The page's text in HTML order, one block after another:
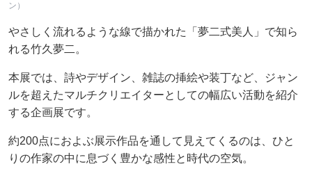
ン）
やさしく流れるような線で描かれた「夢二式美人」で知ら
れる竹久夢二。
本展では、詩やデザイン、雑誌の挿絵や装丁など、ジャン
ルを超えたマルチクリエイターとしての幅広い活動を紹介
する企画展です。
約200点におよぶ展示作品を通して見えてくるのは、ひと
りの作家の中に息づく豊かな感性と時代の空気。